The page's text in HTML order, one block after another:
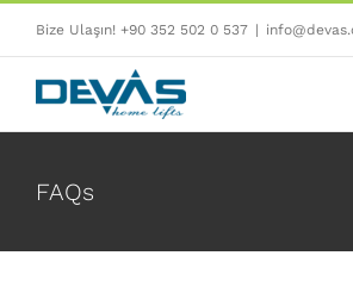
content
Bize Ulaşın! +90 352 502 0 537 |
FAQs